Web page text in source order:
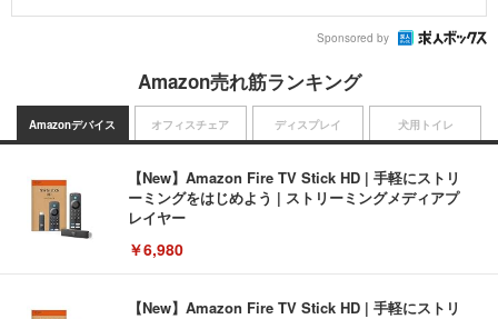
Sponsored by
Amazon売れ筋ランキング
Amazonデバイス
【New】Amazon Fire TV Stick HD | 手軽にストリ
ーミングをはじめよう | ストリーミングメディアプ
レイヤー
￥6,980
【New】Amazon Fire TV Stick HD | 手軽にストリ
オフィスチェア ディスプレイ 犬用トイレ